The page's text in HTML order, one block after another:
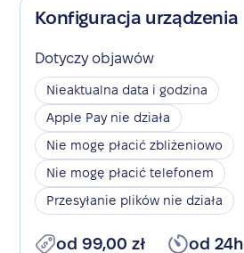
Konfiguracja urządzenia
Dotyczy objawów
Nieaktualna data i godzina
Apple Pay nie działa
Nie mogę płacić zbliżeniowo
Nie mogę płacić telefonem
Przesyłanie plików nie działa
od 99,00 zł od 24h